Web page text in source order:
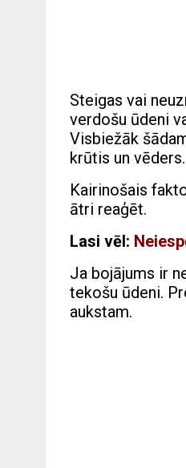
Steigas vai
verdošu ūdeni
Visbiežāk
krūtis un vēders.
Kairinošais
ātri reaģēt.
Lasi vēl:
Ja bojājums ir
tekošu ūdeni.
aukstam.